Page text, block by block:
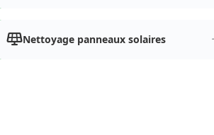
Nettoyage panneaux solaires